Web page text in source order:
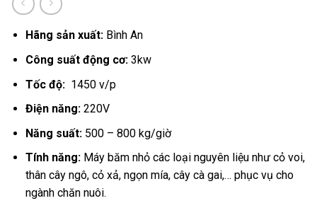
Hãng sản xuất:Bình An
Công suất động cơ: 3kw
Tốc độ:1450 v/p
Điện năng:220V
Năng suất:500 – 800 kg/giờ
Tính năng:Máy băm nhỏ các loại nguyên liệu như cỏ voi,
thân cây ngô, cỏ xả, ngọn mía, cây cà gai,… phục vụ cho
ngành chăn nuôi.